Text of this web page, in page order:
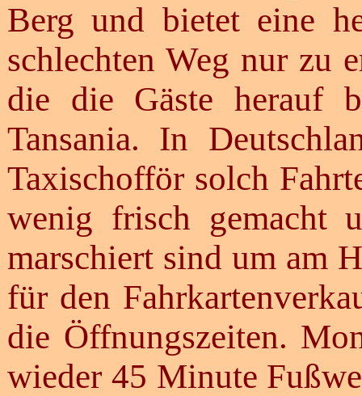
Berg und bietet eine
schlechten Weg nur zu
die die Gäste herauf
Tansania. In
Taxischofför solch
wenig frisch gemacht
marschiert sind um am
für den
die Öffnungszeiten.
wieder 45 Minute